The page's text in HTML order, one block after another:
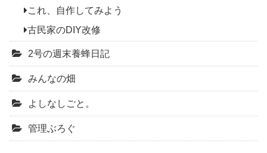
これ、自作してみよう
古民家のDIY改修
2号の週末養蜂日記
みんなの畑
よしなしごと。
管理ぶろぐ